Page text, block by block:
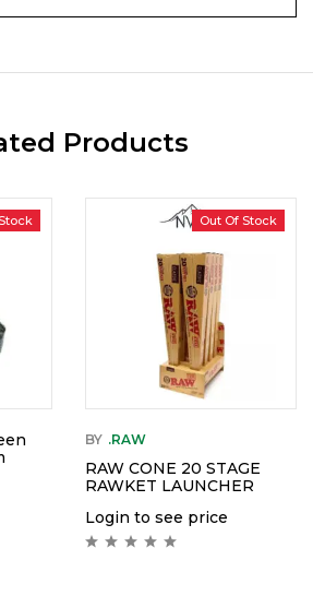
Products
Out Of Stock
BY .RAW
RAW CONE 20 STAGE
RAWKET LAUNCHER
Login to see price